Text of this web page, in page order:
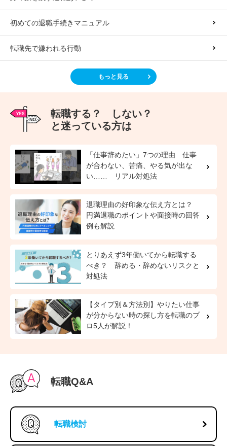
初めての退職手続きマニュアル
転職先で嫌われる行動
もっと見る
転職する？ しない？
と迷っている方は
「仕事辞めたい」7つの理由 仕事
が合わない、苦痛、やる気が出な
い…… リアル対処法
退職理由の好印象な伝え方とは？
円満退職のポイントや面接時の回答
例も解説
とりあえず3年働いてから転職する
べき？ 辞める・辞めないリスクと
対処法
【タイプ別＆方法別】やりたい仕事
が分からない時の探し方を転職のプ
ロ5人が解説！
転職Q&A
転職検討